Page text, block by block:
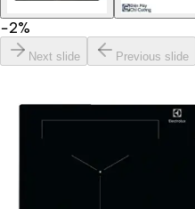
−2%
Next slide Previous slide